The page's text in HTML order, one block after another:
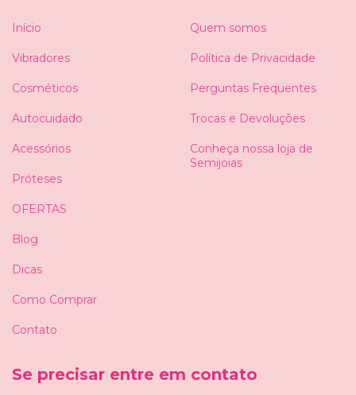
Início
Vibradores
Cosméticos
Autocuidado
Acessórios
Próteses
OFERTAS
Blog
Dicas
Como Comprar
Contato
Quem somos
Política de Privacidade
Perguntas Frequentes
Trocas e Devoluções
Conheça nossa loja de
Semijoias
Se precisar entre em contato